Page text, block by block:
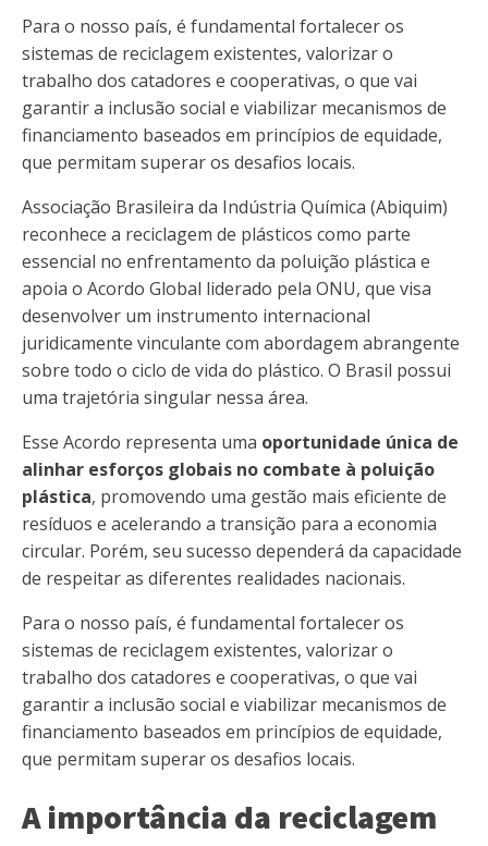
Para o nosso país, é fundamental fortalecer os
sistemas de reciclagem existentes, valorizar o
trabalho dos catadores e cooperativas, o que vai
garantir a inclusão social e viabilizar mecanismos de
financiamento baseados em princípios de equidade,
que permitam superar os desafios locais.
Associação Brasileira da Indústria Química (Abiquim)
reconhece a reciclagem de plásticos como parte
essencial no enfrentamento da poluição plástica e
apoia o Acordo Global liderado pela ONU, que visa
desenvolver um instrumento internacional
juridicamente vinculante com abordagem abrangente
sobre todo o ciclo de vida do plástico. O Brasil possui
uma trajetória singular nessa área.
Esse Acordo representa uma oportunidade única de
alinhar esforços globais no combate à poluição
plástica, promovendo uma gestão mais eficiente de
resíduos e acelerando a transição para a economia
circular. Porém, seu sucesso dependerá da capacidade
de respeitar as diferentes realidades nacionais.
Para o nosso país, é fundamental fortalecer os
sistemas de reciclagem existentes, valorizar o
trabalho dos catadores e cooperativas, o que vai
garantir a inclusão social e viabilizar mecanismos de
financiamento baseados em princípios de equidade,
que permitam superar os desafios locais.
A importância da reciclagem